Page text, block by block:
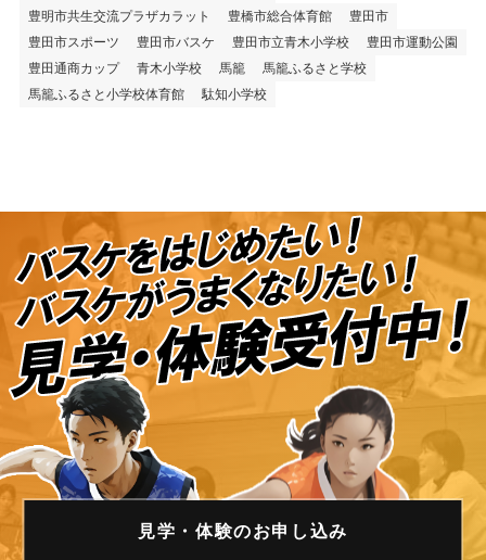
豊明市共生交流プラザカラット
豊橋市総合体育館
豊田市
豊田市スポーツ
豊田市バスケ 豊田市立青木小学校
豊田市運動公園
豊田通商カップ
青木小学校 馬籠
馬籠ふるさと学校
馬籠ふるさと小学校体育館
駄知小学校
見学・体験のお申し込み